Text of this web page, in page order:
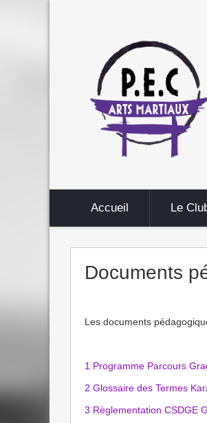
Accueil Le
Documents
Les documents
1 Programme Parcours
2 Glossaire des Termes
3 Règlementation CSDGE